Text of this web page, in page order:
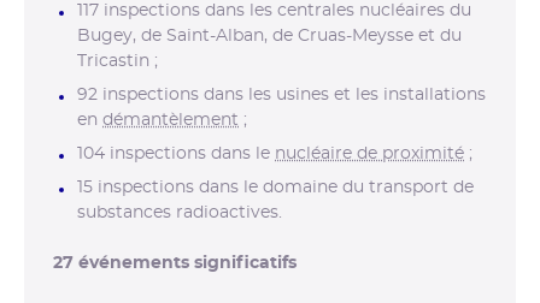
117 inspections dans les centrales nucléaires du
Bugey, de Saint-Alban, de Cruas-Meysse et du
Tricastin ;
92 inspections dans les usines et les installations
en démantèlement ;
104 inspections dans le nucléaire de proximité ;
15 inspections dans le domaine du transport de
substances radioactives.
27 événements significatifs